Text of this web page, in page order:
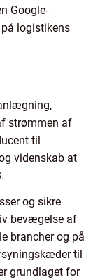
Google-
logistikens
strømmen af
til
videnskab at
og sikre
bevægelse af
brancher og på
til
grundlaget for